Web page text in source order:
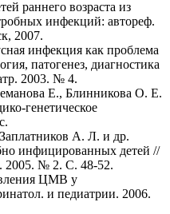
раннего возраста из
инфекций: автореф.
2007.
инфекция как проблема
патогенез, диагностика
2003. № 4.
Е., Блинникова О. Е.
генетическое
А. Л. и др.
инфицированных детей //
2005. № 2. С. 48-52.
ЦМВ у
и педиатрии. 2006.